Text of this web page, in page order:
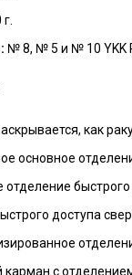
№ 8, № 5 и № 10 YKK
как
основное
отделение быстрого
доступа
карман с